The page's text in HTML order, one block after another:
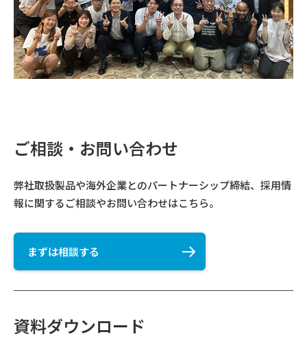
ご相談・お問い合わせ
弊社取扱製品や海外企業とのパートナーシップ締結、採用情
報に関するご相談やお問い合わせはこちら。
まずは相談する
資料ダウンロード